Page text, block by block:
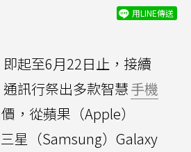
用LINE傳送
起至6月22日止，接續
訊行祭出多款智慧手機
價，從蘋果（Apple）
星（Samsung）Galaxy